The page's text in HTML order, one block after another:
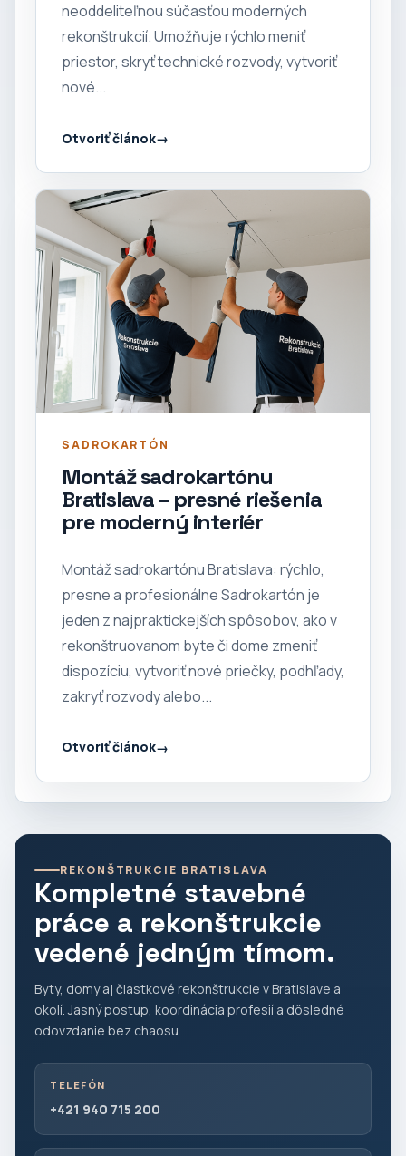
neoddeliteľnou súčasťou moderných
rekonštrukcií. Umožňuje rýchlo meniť
priestor, skryť technické rozvody, vytvoriť
nové...
Otvoriť článok
SADROKARTÓN
Montáž sadrokartónu
Bratislava – presné riešenia
pre moderný interiér
Montáž sadrokartónu Bratislava: rýchlo,
presne a profesionálne Sadrokartón je
jeden z najpraktickejších spôsobov, ako v
rekonštruovanom byte či dome zmeniť
dispozíciu, vytvoriť nové priečky, podhľady,
zakryť rozvody alebo...
Otvoriť článok
REKONŠTRUKCIE BRATISLAVA
Kompletné stavebné
práce a rekonštrukcie
vedené jedným tímom.
Byty, domy aj čiastkové rekonštrukcie v Bratislave a
okolí. Jasný postup, koordinácia profesií a dôsledné
odovzdanie bez chaosu.
TELEFÓN
+421 940 715 200